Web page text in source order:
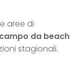
aree di
da beach
stagionali.